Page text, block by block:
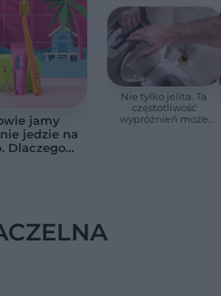
jamy
jedzie na
Dlaczego
Nie tylko jelita. Ta
częstotliwość
wypróżnień może